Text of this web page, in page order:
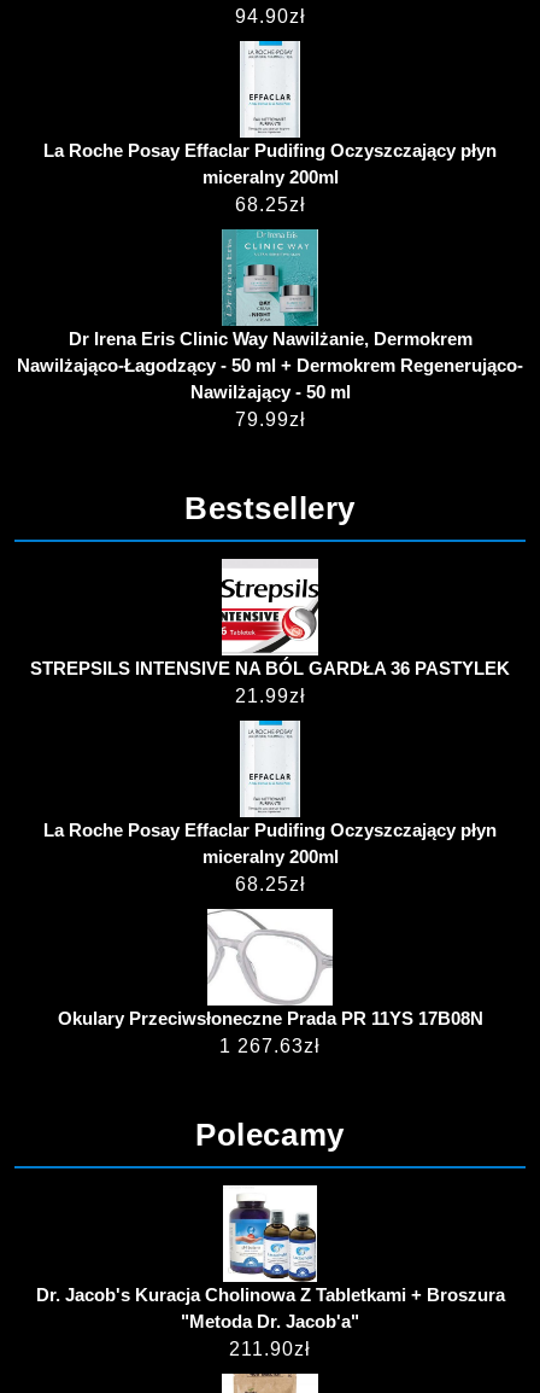
94.90zł
La Roche Posay Effaclar Pudifing Oczyszczający płyn
miceralny 200ml
68.25zł
Dr Irena Eris Clinic Way Nawilżanie, Dermokrem
Nawilżająco-Łagodzący - 50 ml + Dermokrem Regenerująco-
Nawilżający - 50 ml
79.99zł
Bestsellery
STREPSILS INTENSIVE NA BÓL GARDŁA 36 PASTYLEK
21.99zł
La Roche Posay Effaclar Pudifing Oczyszczający płyn
miceralny 200ml
68.25zł
Okulary Przeciwsłoneczne Prada PR 11YS 17B08N
1 267.63zł
Polecamy
Dr. Jacob's Kuracja Cholinowa Z Tabletkami + Broszura
"Metoda Dr. Jacob'a"
211.90zł